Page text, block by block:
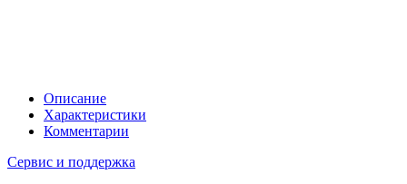
Описание
Характеристики
Комментарии
Сервис и поддержка